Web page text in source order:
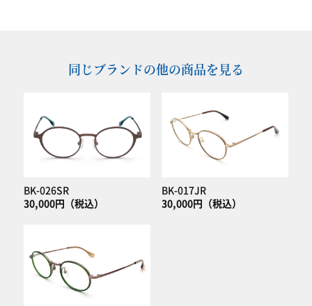
同じブランドの他の商品を見る
BK-026SR
30,000円（税込）
BK-017JR
30,000円（税込）